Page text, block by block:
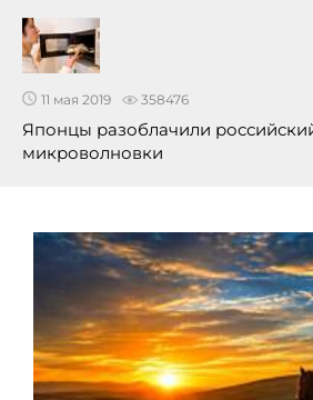
11 мая 2019 358476
Японцы разоблачили
микроволновки